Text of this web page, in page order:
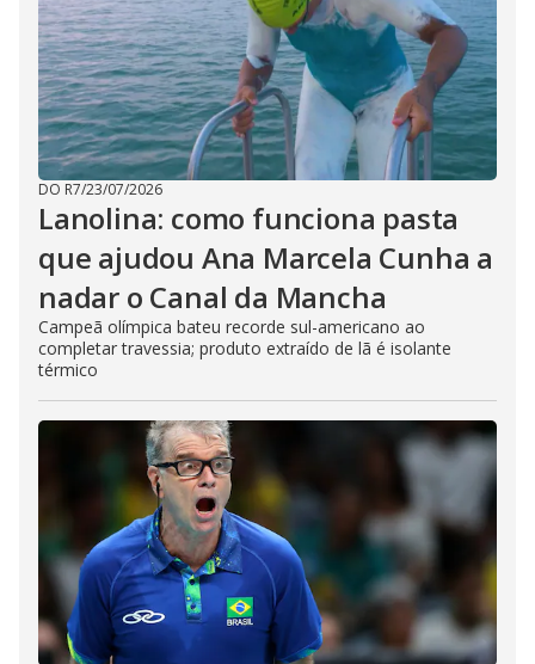
DO R7/23/07/2026
Lanolina: como funciona pasta
que ajudou Ana Marcela Cunha a
nadar o Canal da Mancha
Campeã olímpica bateu recorde sul-americano ao
completar travessia; produto extraído de lã é isolante
térmico